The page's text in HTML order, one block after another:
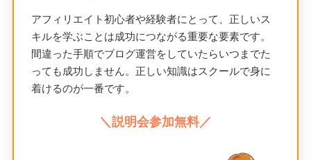
アフィリエイト初心者や経験者にとって、正しいス
キルを学ぶことは成功につながる重要な要素です。
間違った手順でブログ運営をしていたらいつまでた
っても成功しません。正しい知識はスクールで身に
着けるのが一番です。
＼説明会参加無料／